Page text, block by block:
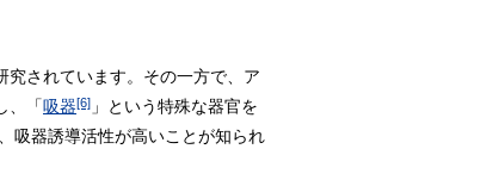
究されています。その一方で、ア
、「吸器[6] 」という特殊な器官を
吸器誘導活性が高いことが知られ